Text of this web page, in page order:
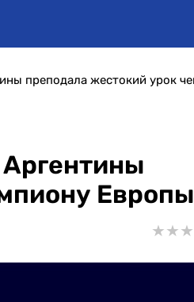
Европы
★★★
★★★